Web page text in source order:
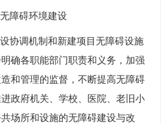
障碍环境建设
协调机制和新建项目无障碍设施
确各职能部门职责和义务，加强
和管理的监督，不断提高无障碍
政府机关、学校、医院、老旧小
场所和设施的无障碍建设与改